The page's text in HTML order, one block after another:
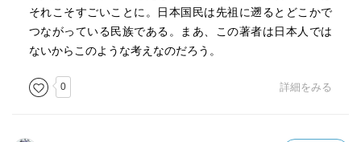
それこそすごいことに。日本国民は先祖に遡るとどこかで
つながっている民族である。まあ、この著者は日本人では
ないからこのような考えなのだろう。
0 詳細をみる